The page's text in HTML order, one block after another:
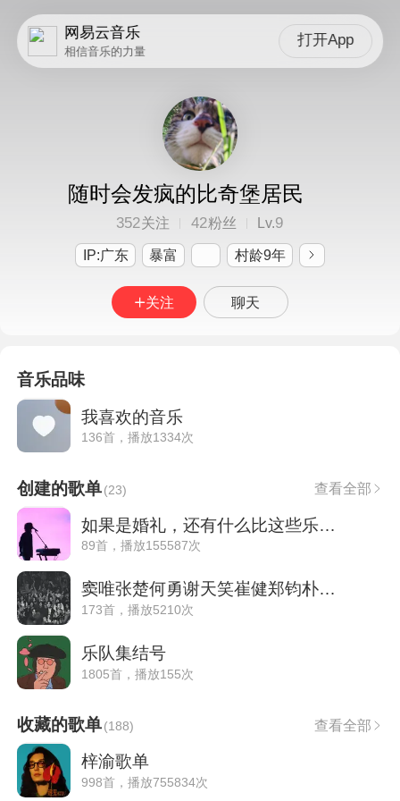
网易云音乐
相信音乐的力量
打开App
随时会发疯的比奇堡居民
352关注 42粉丝 Lv.9
IP:广东 暴富 村龄9年
关注 聊天
音乐品味
我喜欢的音乐
136首，播放1334次
创建的歌单(23) 查看全部
如果是婚礼，还有什么比这些乐队更浪漫
89首，播放155587次
窦唯张楚何勇谢天笑崔健郑钧朴树许巍
173首，播放5210次
乐队集结号
1805首，播放155次
收藏的歌单(188) 查看全部
梓渝歌单
998首，播放755834次